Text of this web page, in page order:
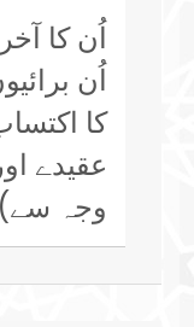
اُن کا
اُن
کا
عقیدے
وجہ